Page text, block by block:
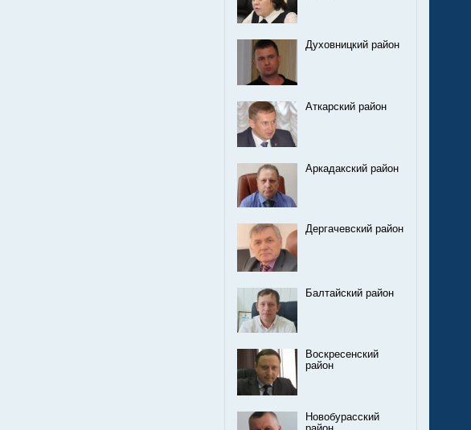
Духовницкий район
Аткарский район
Аркадакский район
Дергачевский район
Балтайский район
Воскресенский
район
Новобурасский